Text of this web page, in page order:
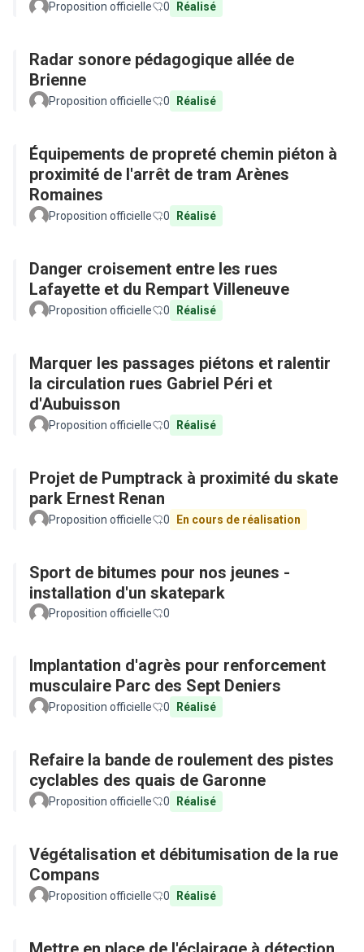
Proposition officielle 0 Réalisé
Radar sonore pédagogique allée de
Brienne
Proposition officielle 0 Réalisé
Équipements de propreté chemin piéton à
proximité de l'arrêt de tram Arènes
Romaines
Proposition officielle 0 Réalisé
Danger croisement entre les rues
Lafayette et du Rempart Villeneuve
Proposition officielle 0 Réalisé
Marquer les passages piétons et ralentir
la circulation rues Gabriel Péri et
d'Aubuisson
Proposition officielle 0 Réalisé
Projet de Pumptrack à proximité du skate
park Ernest Renan
Proposition officielle 0 En cours de réalisation
Sport de bitumes pour nos jeunes -
installation d'un skatepark
Proposition officielle 0
Implantation d'agrès pour renforcement
musculaire Parc des Sept Deniers
Proposition officielle 0 Réalisé
Refaire la bande de roulement des pistes
cyclables des quais de Garonne
Proposition officielle 0 Réalisé
Végétalisation et débitumisation de la rue
Compans
Proposition officielle 0 Réalisé